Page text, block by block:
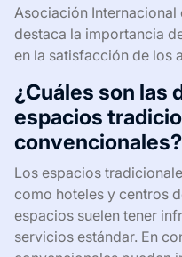
Asociación
destaca la importancia
en la satisfacción de los
¿Cuáles son las
espacios
convencionales?
Los espacios
como hoteles y centros
espacios suelen tener
servicios estándar. En